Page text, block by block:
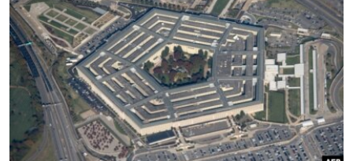
ᲕᲐᲨᲘᲜᲒᲢᲝᲜᲘ ᲓᲦᲔᲡ
ᲮᲔᲓᲕᲐ ᲕᲐᲨᲘᲜᲒᲢᲝᲜᲘᲓᲐᲜ
ᲡᲢᲣᲓᲘᲐ ᲕᲐᲨᲘᲜᲒᲢᲝᲜᲘ
ᲡᲮᲕᲐ ᲡᲘᲐᲮᲚᲔᲔᲑᲘ
ᲞᲝᲚᲘᲢᲘᲙᲐ
ᲔᲙᲝᲜᲝᲛᲘᲙᲐ
ᲯᲐᲜᲛᲠᲗᲔᲚᲝᲑᲐ
ᲛᲔᲪᲜᲘᲔᲠᲔᲑᲐ
ᲘᲜᲢᲔᲠᲕᲘᲣ
ᲠᲣᲡᲔᲗᲘᲡ ᲨᲔᲭᲠᲐ ᲣᲙᲠᲐᲘᲜᲐᲨᲘ
Learning English
ᲗᲕᲐᲚᲘ ᲒᲕᲐᲓᲔᲕᲜᲔᲗ